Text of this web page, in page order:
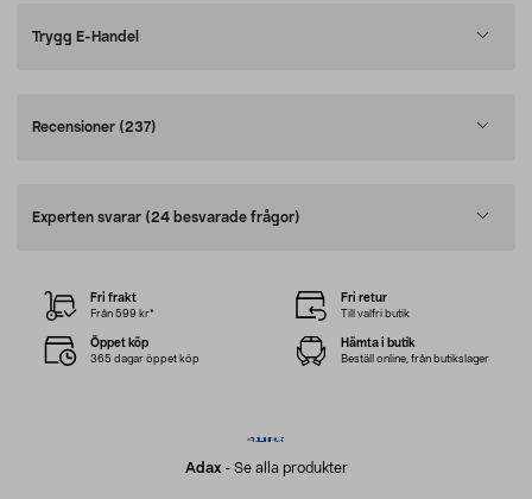
Trygg E-Handel
Recensioner (237)
Experten svarar (24 besvarade frågor)
Adax- Se alla produkter
Fri frakt
Från 599 kr*
Fri retur
Till valfri butik
Öppet köp
365 dagar öppet köp
Hämta i butik
Beställ online, från butikslager